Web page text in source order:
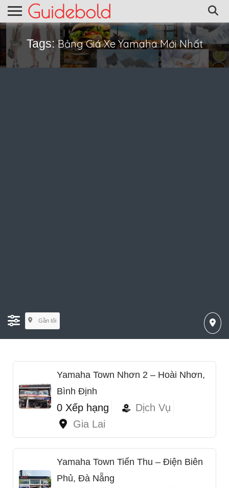
Tags:Bảng Giá Xe Yamaha Mới Nhất
Gần tôi
Yamaha Town Nhơn 2 – Hoài Nhơn,
Bình Định
0 Xếp hạng
Dịch Vụ
Gia Lai
Yamaha Town Tiến Thu – Điện Biên
Phủ, Đà Nẵng